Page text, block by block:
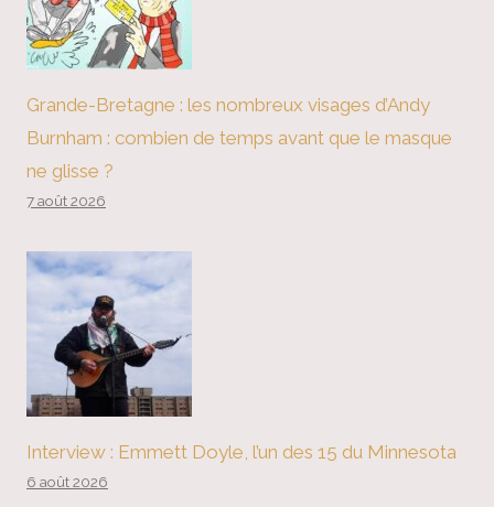
Grande-Bretagne : les nombreux visages d’Andy
Burnham : combien de temps avant que le masque
ne glisse ?
7 août 2026
Interview : Emmett Doyle, l’un des 15 du Minnesota
6 août 2026